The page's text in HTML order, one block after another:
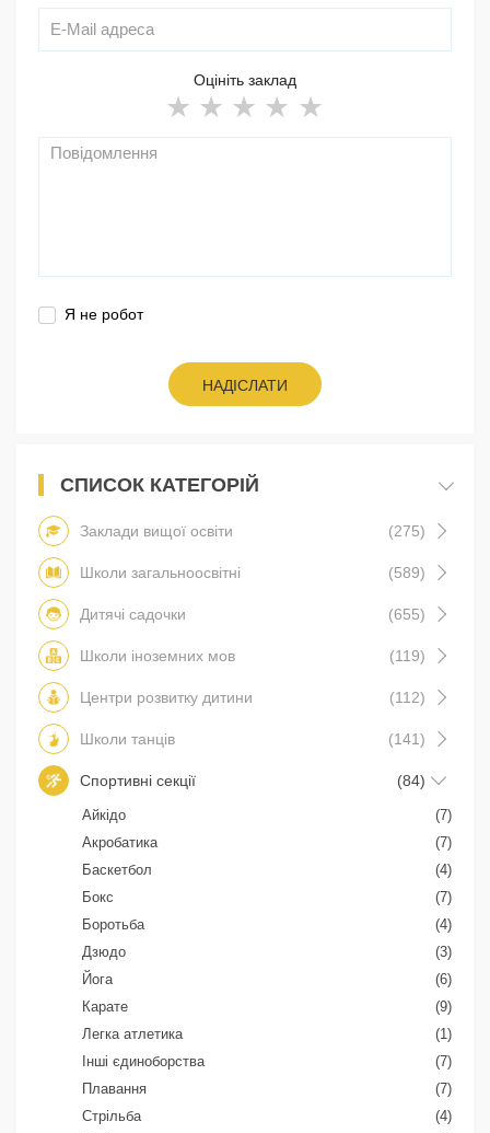
Оцініть заклад
Я не робот
НАДІСЛАТИ
СПИСОК КАТЕГОРІЙ
Заклади вищої освіти (275)
Школи загальноосвітні (589)
Дитячі садочки (655)
Школи іноземних мов (119)
Центри розвитку дитини (112)
Школи танців (141)
Спортивні секції (84)
Айкідо
(7)
Акробатика
(7)
Баскетбол
(4)
Бокс
(7)
Боротьба
(4)
Дзюдо
(3)
Йога
(6)
Карате
(9)
Легка атлетика
(1)
Інші єдиноборства
(7)
Плавання
(7)
Стрільба
(4)